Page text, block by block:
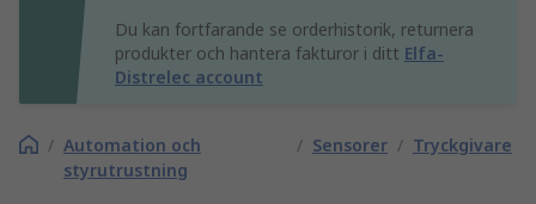
Du kan fortfarande se orderhistorik, returnera
produkter och hantera fakturor i ditt Elfa-
Distrelec account
/ Automation och
styrutrustning
/ Sensorer / Tryckgivare